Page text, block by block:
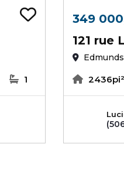
Ajouter au
1
349
121 rue
2436pi²